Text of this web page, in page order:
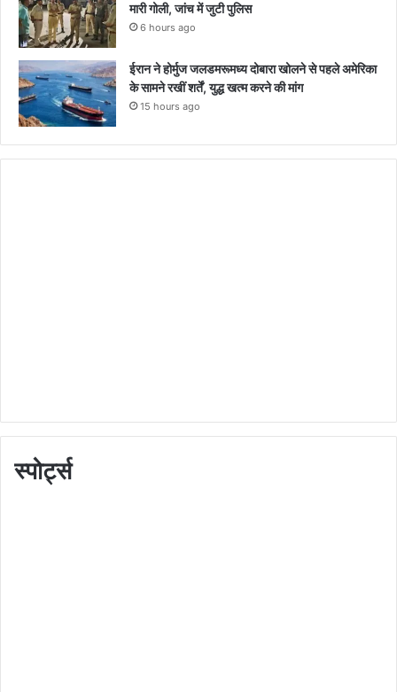
मारी गोली, जांच में जुटी पुलिस
6 hours ago
ईरान ने होर्मुज जलडमरूमध्य दोबारा खोलने से पहले अमेरिका
के सामने रखीं शर्तें, युद्ध खत्म करने की मांग
15 hours ago
स्पोर्ट्स